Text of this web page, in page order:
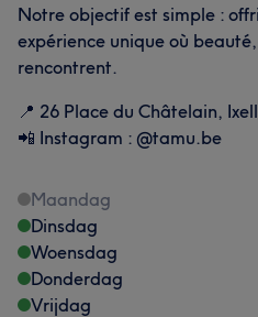
Notre objectif est simple :
expérience unique où
rencontrent.
📍 26 Place du Châtelain,
📲 Instagram : @tamu.be
Maandag
Dinsdag
Woensdag
Donderdag
Vrijdag